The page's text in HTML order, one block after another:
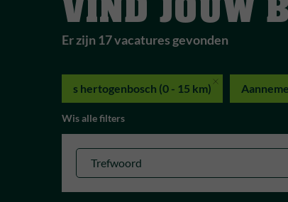
s hertogenbosch (0 - 15 km)
Wis alle filters
VIND JOUW
Er zijn 17 vacatures gevonden